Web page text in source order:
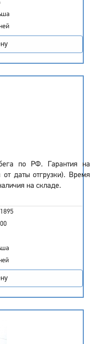
по РФ. Гарантия на
от даты отгрузки). Время
на складе.